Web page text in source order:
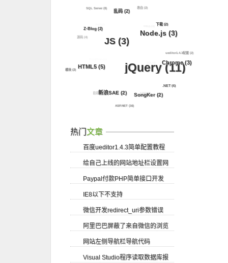
新浪SAE(2)
HTML5(5)
模块(2)
自定义(2)
ASP.NET (16)
SongKer(2)
jQuery(11)
JS(3)
Z-Blog(2)
源码 (4)
CSS3(8)
.NET(4)
Chrome(3)
Node.js(3)
乱码(2)
SQL Server (8)
ueditor1.4.3配置 (2)
下载(2)
表白 (2)
热门文章
百度ueditor1.4.3简单配置教程
给自己上线的网站地址栏设置网
站logo图标
Paypal付款PHP简单接口开发
IE8以下不支持
getElementsByClassName方法
微信开发redirect_uri参数错误
阿里巴巴屏蔽了来自微信的浏览
请求
网站左侧导航栏导航代码
Visual Studio程序读取数据库报